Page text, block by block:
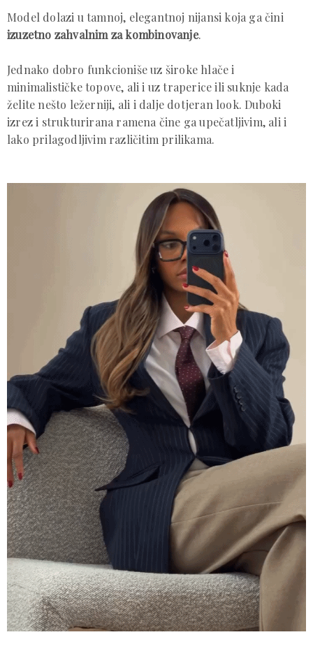
Model dolazi u tamnoj, elegantnoj nijansi koja ga čini
izuzetno zahvalnim za kombinovanje.
Jednako dobro funkcioniše uz široke hlače i
minimalističke topove, ali i uz traperice ili suknje kada
želite nešto ležerniji, ali i dalje dotjeran look. Duboki
izrez i strukturirana ramena čine ga upečatljivim, ali i
lako prilagodljivim različitim prilikama.